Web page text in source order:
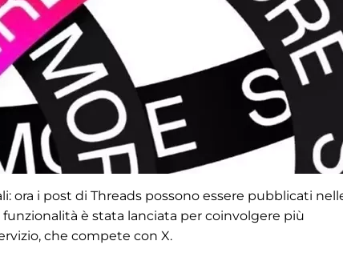
ora i post di Threads possono essere pubblicati
è stata lanciata per coinvolgere più
che compete con X.